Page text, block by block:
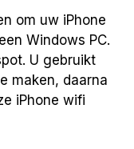
om uw iPhone
Windows PC.
U gebruikt
maken, daarna
iPhone wifi